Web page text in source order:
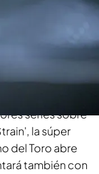
de Energy. El
series sobre
la súper
del Toro abre
también con